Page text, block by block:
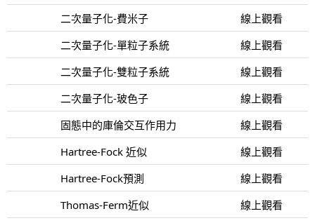
二次量子化-費米子
線上觀看
二次量子化-單粒子系統
線上觀看
二次量子化-雙粒子系統
線上觀看
二次量子化-玻色子
線上觀看
固態中的庫倫交互作用力
線上觀看
Hartree-Fock 近似
線上觀看
Hartree-Fock預測
線上觀看
Thomas-Ferm近似
線上觀看